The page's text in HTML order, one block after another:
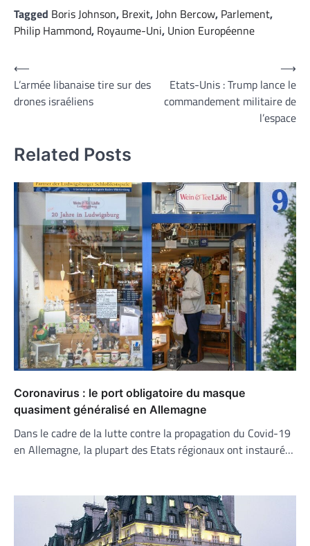
Tagged Boris Johnson, Brexit,John Bercow, Parlement,
Philip Hammond, Royaume-Uni, Union Européenne
Navigation
de
l’article
⟵
L’armée libanaise tire sur des
drones israéliens
Etats-Unis : Trump lance le
commandement militaire de
l’espace
⟶
Related Posts
Coronavirus : le port obligatoire du masque
quasiment généralisé en Allemagne
Dans le cadre de la lutte contre la propagation du Covid-19
en Allemagne, la plupart des Etats régionaux ont instauré…